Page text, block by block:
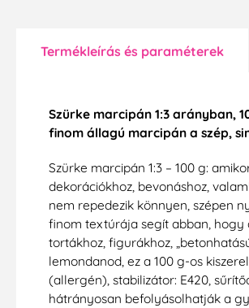
Termékleírás és paraméterek
Szürke marcipán 1:3 arányban,
finom állagú marcipán a szép,
Szürke marcipán 1:3 – 100 g:
dekorációkhoz, bevonáshoz,
nem repedezik könnyen, szépen
finom textúrája segít abban, hogy
tortákhoz, figurákhoz,
lemondanod, ez a 100 g-os
(allergén), stabilizátor: E420,
hátrányosan befolyásolhatják a